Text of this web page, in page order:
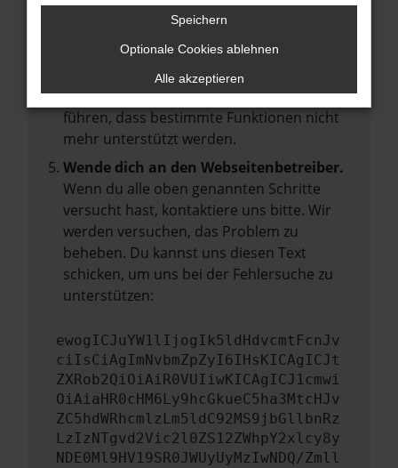
Stelle sicher, dass dein Browser und dein
Betriebssystem auf dem neuesten Stand
Veraltete Software birgt nicht nur ein
Sicherheitsrisiko, sondern kann auch dazu
führen, dass bestimmte Funktionen nicht
mehr unterstützt werden.
Wende dich an den Webseitenbetreiber.
Wenn du alle oben genannten Schritte
versucht hast, kontaktiere uns bitte. Wir
werden versuchen, das Problem zu
beheben. Du kannst uns diesen Text
schicken, um uns bei der Fehlersuche zu
unterstützen:
ewogICJuYW1lIjogIk5ldHdvcmtFcnJv
ciIsCiAgImNvbmZpZyI6IHsKICAgICJt
ZXRob2QiOiAiR0VUIiwKICAgICJ1cmwi
OiAiaHR0cHM6Ly9hcGkueC5ha3MtcHJv
ZC5hdWRhcmlzLm5ldC92MS9jbGllbnRz
LzIzNTgvd2Vic2l0ZS12ZWhpY2xlcy8y
NDE0Ml9HV19SR0JWUyUyMzIwNDQ/Zmll
Speichern
Optionale Cookies ablehnen
Alle akzeptieren